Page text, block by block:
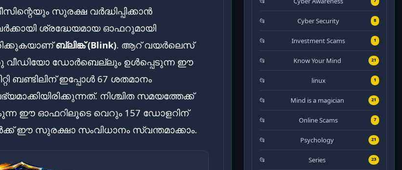
സുരക്ഷ വർദ്ധിപ്പിക്കാൻ
ശ്രദ്ധേയമായ ഓഫറുമായി
ബ്ലിങ്ക് (Blink). ആറ് വയർലെസ്
വീഡിയോ ഡോർബെല്ലും ഉൾപ്പെടുന്ന ഈ
ബണ്ടിലിന് ഇപ്പോൾ 67 ശതമാനം
നിശ്ചിത സമയത്തേക്ക്
ഈ ഓഫറിലൂടെ വെറും 157 ഡോളറിന്
ഈ സുരക്ഷാ സംവിധാനം സ്വന്തമാക്കാം.
Cyber Security 8
Investment Scams 1
Know Your Mind 21
linux 1
Mind is a magician 21
Online Scams 7
Psychology 21
Series 23